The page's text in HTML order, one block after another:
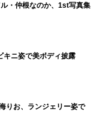
リーズも「研究員か
、研究員が見せてく
でした。これから生
しまう日が来たら、
生きていこうと思い
いを語る。
れて、早く来てほし
・仲根なのか、1st写真集
ニ姿で美ボディ披露
りお、ランジェリー姿で